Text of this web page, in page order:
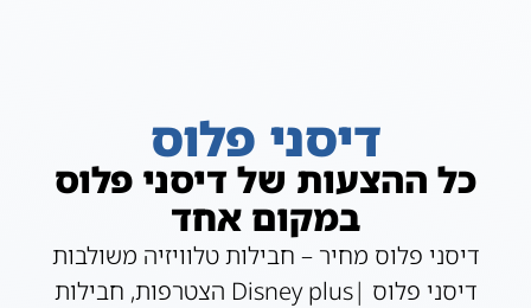
דיסני פלוס
כל ההצעות של דיסני פלוס
במקום אחד
דיסני פלוס מחיר – חבילות טלוויזיה משולבות
דיסני פלוס |Disney plus הצטרפות, חבילות